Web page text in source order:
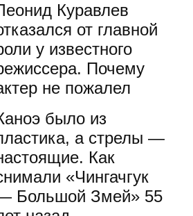
Куравлев
от главной
у известного
Почему
не пожалел
было из
а стрелы —
Как
«Чингачгук
Большой Змей» 55